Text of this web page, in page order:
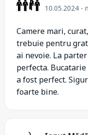
10.05.2024 -
Camere mari,
trebuie pentru
ai nevoie. La
perfecta.
a fost perfect.
foarte bine.